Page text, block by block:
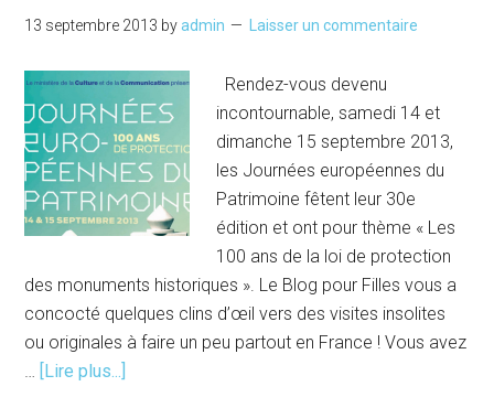
13 septembre 2013 byadmin Laisser un commentaire
Rendez-vous devenu
incontournable, samedi 14 et
dimanche 15 septembre 2013,
les Journées européennes du
Patrimoine fêtent leur 30e
édition et ont pour thème « Les
100 ans de la loi de protection
des monuments historiques ». Le Blog pour Filles vous a
concocté quelques clins d’œil vers des visites insolites
ou originales à faire un peu partout en France ! Vous avez
… [Lire plus...]